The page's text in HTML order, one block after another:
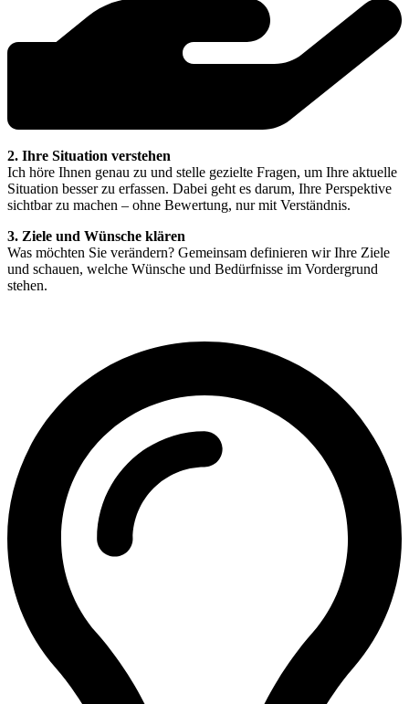
2. Ihre Situation verstehen
Ich höre Ihnen genau zu und stelle gezielte Fragen, um Ihre aktuelle
Situation besser zu erfassen. Dabei geht es darum, Ihre Perspektive
sichtbar zu machen – ohne Bewertung, nur mit Verständnis.
3. Ziele und Wünsche klären
Was möchten Sie verändern? Gemeinsam definieren wir Ihre Ziele
und schauen, welche Wünsche und Bedürfnisse im Vordergrund
stehen.